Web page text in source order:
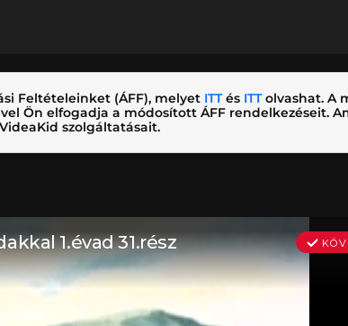
Feltételeinket (ÁFF), melyet ITTés ITTolvashat. A
Ön elfogadja a módosított ÁFF rendelkezéseit.
szolgáltatásait.